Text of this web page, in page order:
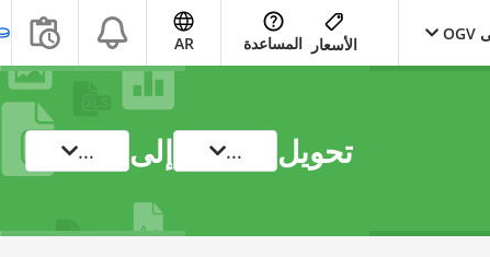
الأسعار المساعدة AR
تحويل ... إلى ...